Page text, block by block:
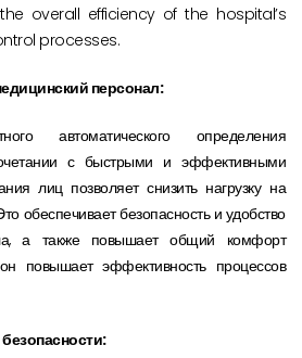
overall efficiency of the hospital’s
processes.
персонал:
автоматического определения
с быстрыми и эффективными
лиц позволяет снизить нагрузку на
обеспечивает безопасность и удобство
а также повышает общий комфорт
повышает эффективность процессов